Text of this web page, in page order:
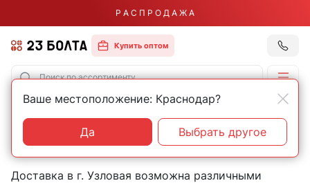
Р А С П Р О Д А Ж А
Купить оптом
Главная Контакты Узловая
Пункты выдачи товаров в
городе Узловая
Доставка в г. Узловая возможна различными
Ваше местоположение: Краснодар?
Да Выбрать другое